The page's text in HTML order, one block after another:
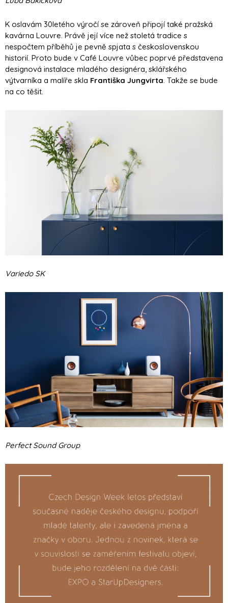
K oslavám 30letého výročí se zároveň připojí také pražská
kavárna Louvre. Právě její více než stoletá tradice s
nespočtem příběhů je pevně spjata s československou
historií. Proto bude v Café Louvre vůbec poprvé představena
designová instalace mladého designéra, sklářského
výtvarníka a malíře skla Františka Jungvirta . Takže se bude
na co těšit.
Variedo SK
Perfect Sound Group